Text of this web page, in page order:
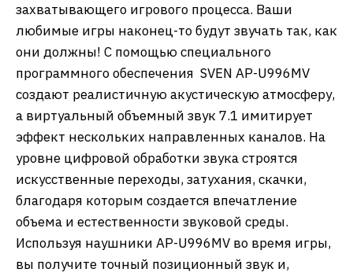
захватывающего игрового процесса. Ваши
любимые игры наконец-то будут звучать так, как
они должны! С помощью специального
программного обеспечения SVEN AP-U996MV
создают реалистичную акустическую атмосферу,
а виртуальный объемный звук 7.1 имитирует
эффект нескольких направленных каналов. На
уровне цифровой обработки звука строятся
искусственные переходы, затухания, скачки,
благодаря которым создается впечатление
объема и естественности звуковой среды.
Используя наушники AP-U996MV во время игры,
вы получите точный позиционный звук и,